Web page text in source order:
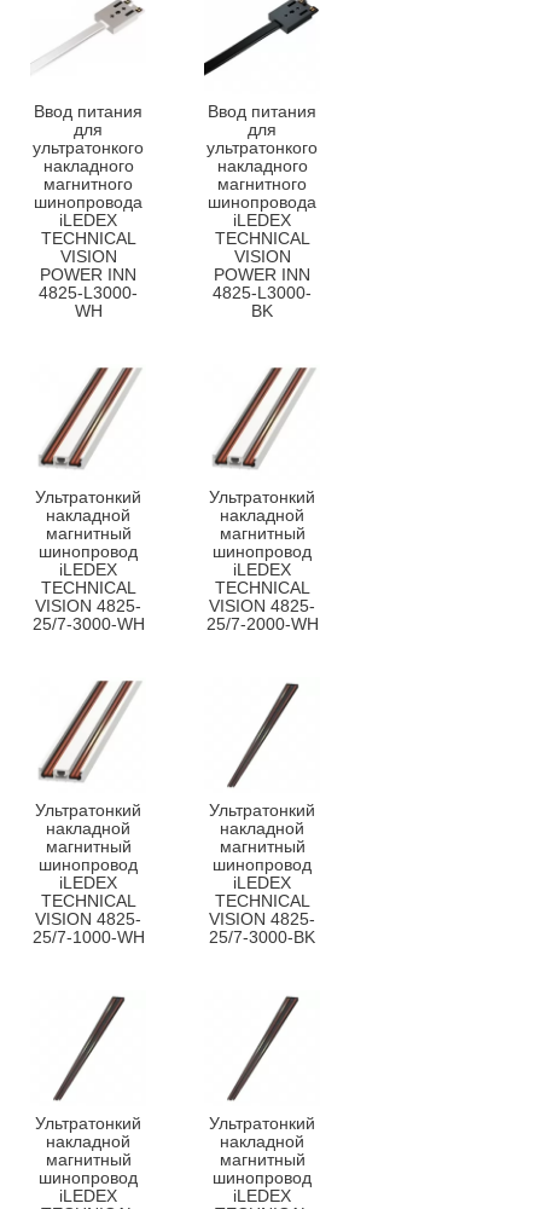
Ввод питания
для
ультратонкого
накладного
магнитного
шинопровода
iLEDEX
TECHNICAL
VISION
POWER INN
4825-L3000-
WH
Ввод питания
для
ультратонкого
накладного
магнитного
шинопровода
iLEDEX
TECHNICAL
VISION
POWER INN
4825-L3000-
BK
Ультратонкий
накладной
магнитный
шинопровод
iLEDEX
TECHNICAL
VISION 4825-
25/7-3000-WH
Ультратонкий
накладной
магнитный
шинопровод
iLEDEX
TECHNICAL
VISION 4825-
25/7-2000-WH
Ультратонкий
накладной
магнитный
шинопровод
iLEDEX
TECHNICAL
VISION 4825-
25/7-1000-WH
Ультратонкий
накладной
магнитный
шинопровод
iLEDEX
TECHNICAL
VISION 4825-
25/7-3000-BK
Ультратонкий
накладной
магнитный
шинопровод
iLEDEX
Ультратонкий
накладной
магнитный
шинопровод
iLEDEX